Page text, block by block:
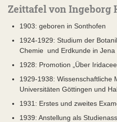
Zeittafel von Ingeborg
1903: geboren in Sonthofen
1924-1929: Studium der
Chemie und Erdkunde in Jena
1928: Promotion „Über
1929-1938: Wissenschaftliche
Universitäten Göttingen und
1931: Erstes und zweites
1939: Anstellung als